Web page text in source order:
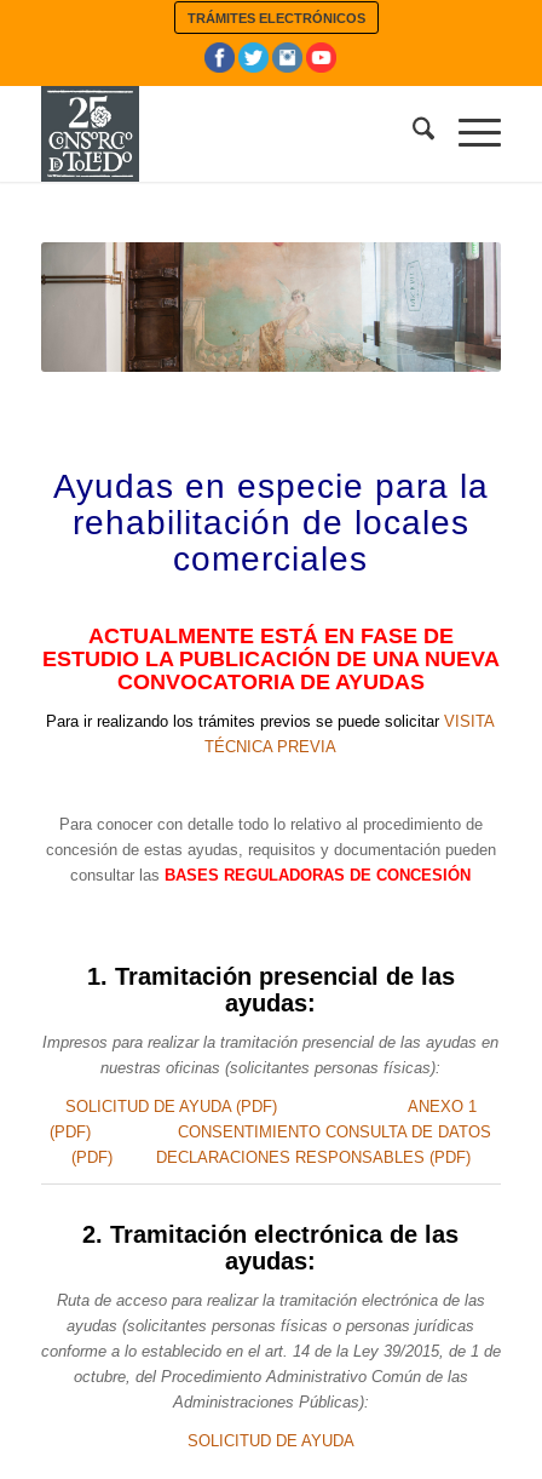
TRÁMITES ELECTRÓNICOS
Ayudas en especie para la
rehabilitación de locales
comerciales
ACTUALMENTE ESTÁ EN FASE DE
ESTUDIO LA PUBLICACIÓN DE UNA NUEVA
CONVOCATORIA DE AYUDAS
Para ir realizando los trámites previos se puede solicitar VISITA
TÉCNICA PREVIA
Para conocer con detalle todo lo relativo al procedimiento de
concesión de estas ayudas, requisitos y documentación pueden
consultar lasBASES REGULADORAS DE CONCESIÓN
1. Tramitación presencial de las
ayudas:
Impresos para realizar la tramitación presencial de las ayudas en
nuestras oficinas (solicitantes personas físicas):
SOLICITUD DE AYUDA (PDF)
ANEXO 1
(PDF)
CONSENTIMIENTO CONSULTA DE DATOS
(PDF)
DECLARACIONES RESPONSABLES (PDF)
2. Tramitación electrónica de las
ayudas:
Ruta de acceso para realizar la tramitación electrónica de las
ayudas (solicitantes personas físicas o personas jurídicas
conforme a lo establecido en el art. 14 de la Ley 39/2015, de 1 de
octubre, del Procedimiento Administrativo Común de las
Administraciones Públicas):
SOLICITUD DE AYUDA